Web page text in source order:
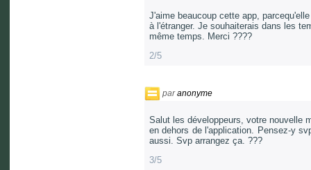
J'aime beaucoup cette app,
à l'étranger. Je souhaiterais dans les
même temps. Merci ????
2/5
paranonyme
Salut les développeurs, votre nouvelle
en dehors de l'application. Pensez-y
aussi. Svp arrangez ça. ???
3/5